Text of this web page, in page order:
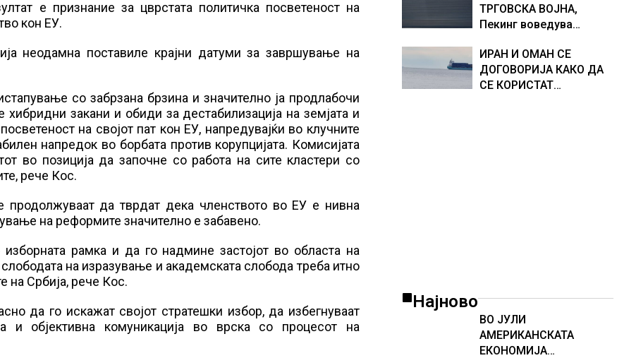
е признание за цврстата политичка посветеност на
кон ЕУ.
неодамна поставиле крајни датуми за завршување на
со забрзана брзина и значително ја продлабочи
хибридни закани и обиди за дестабилизација на земјата и
на својот пат кон ЕУ, напредувајќи во клучните
напредок во борбата против корупцијата. Комисијата
во позиција да започне со работа на сите кластери со
рече Кос.
продолжуваат да тврдат дека членството во ЕУ е нивна
на реформите значително е забавено.
рамка и да го надмине застојот во областа на
на изразување и академската слобода треба итно
на Србија, рече Кос.
да го искажат својот стратешки избор, да избегнуваат
и објективна комуникација во врска со процесот на
МЕМО 153,56 евра за
мегават час
ТРГОВСКА ВОЈНА,
Пекинг воведува
американски компании
и организации
ИРАН И ОМАН СЕ
ДОГОВОРИЈА КАКО ДА
СЕ КОРИСТАТ
Најново
ВО ЈУЛИ
АМЕРИКАНСКАТА
ЕКОНОМИЈА